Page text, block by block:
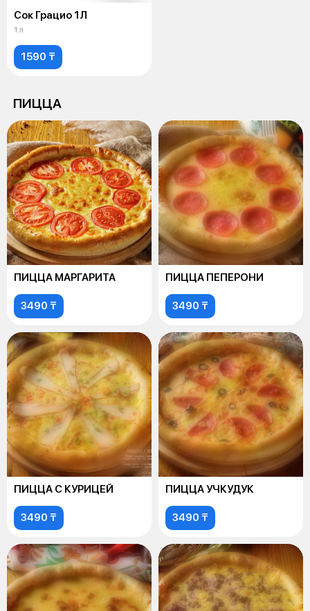
Сок Грацио 1Л
1 л
1590 ₸
ПИЦЦА
ПИЦЦА МАРГАРИТА
3490 ₸
ПИЦЦА ПЕПЕРОНИ
3490 ₸
ПИЦЦА С КУРИЦЕЙ
3490 ₸
ПИЦЦА УЧКУДУК
3490 ₸